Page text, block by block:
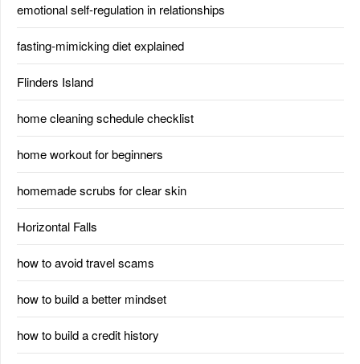
emotional self-regulation in relationships
fasting-mimicking diet explained
Flinders Island
home cleaning schedule checklist
home workout for beginners
homemade scrubs for clear skin
Horizontal Falls
how to avoid travel scams
how to build a better mindset
how to build a credit history